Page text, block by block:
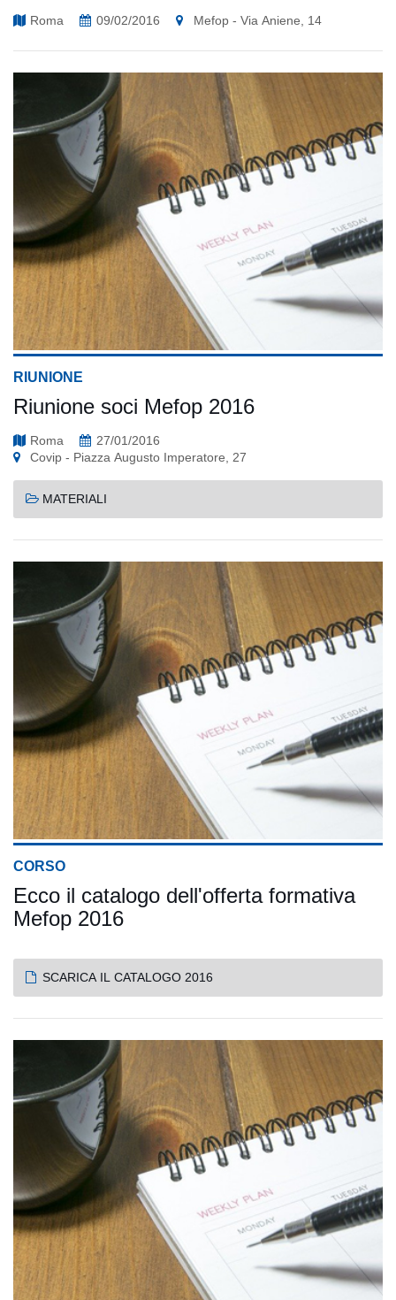
Roma 09/02/2016 Mefop - Via Aniene, 14
RIUNIONE
Riunione soci Mefop 2016
Roma
27/01/2016
Covip - Piazza Augusto Imperatore, 27
MATERIALI
CORSO
Ecco il catalogo dell'offerta formativa
Mefop 2016
SCARICA IL CATALOGO 2016